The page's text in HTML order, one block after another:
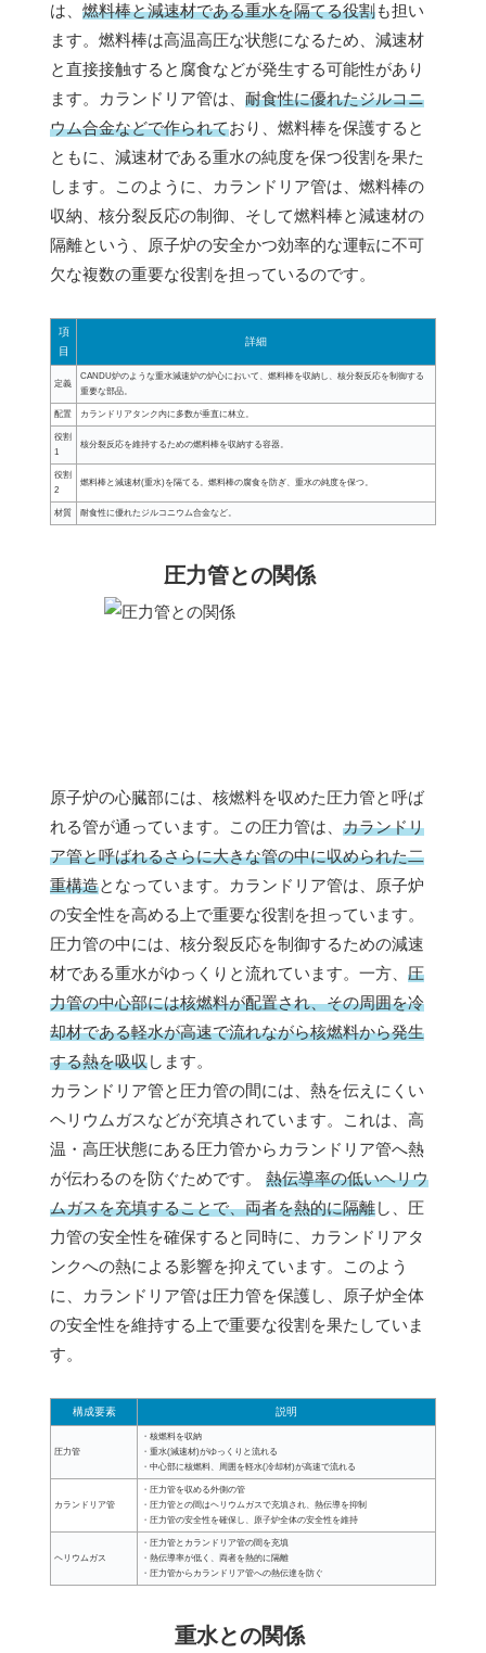
は、 燃料棒と減速材である重水を隔てる役割も担い
ます。燃料棒は高温高圧な状態になるため、減速材
と直接接触すると腐食などが発生する可能性があり
ます。カランドリア管は、 耐食性に優れたジルコニ
ウム合金などで作られており、燃料棒を保護すると
ともに、減速材である重水の純度を保つ役割を果た
します。このように、カランドリア管は、燃料棒の
収納、核分裂反応の制御、そして燃料棒と減速材の
隔離という、原子炉の安全かつ効率的な運転に不可
欠な複数の重要な役割を担っているのです。
項
目
詳細
定義
CANDU炉のような重水減速炉の炉心において、燃料棒を収納し、核分裂反応を制御する
重要な部品。
配置 カランドリアタンク内に多数が垂直に林立。
役割
1
核分裂反応を維持するための燃料棒を収納する容器。
役割
2
燃料棒と減速材(重水)を隔てる。燃料棒の腐食を防ぎ、重水の純度を保つ。
材質 耐食性に優れたジルコニウム合金など。
圧力管との関係
原子炉の心臓部には、核燃料を収めた圧力管と呼ば
れる管が通っています。この圧力管は、 カランドリ
ア管と呼ばれるさらに大きな管の中に収められた二
重構造となっています。カランドリア管は、原子炉
の安全性を高める上で重要な役割を担っています。
圧力管の中には、核分裂反応を制御するための減速
材である重水がゆっくりと流れています。一方、 圧
力管の中心部には核燃料が配置され、その周囲を冷
却材である軽水が高速で流れながら核燃料から発生
する熱を吸収します。
カランドリア管と圧力管の間には、熱を伝えにくい
ヘリウムガスなどが充填されています。これは、高
温・高圧状態にある圧力管からカランドリア管へ熱
が伝わるのを防ぐためです。 熱伝導率の低いヘリウ
ムガスを充填することで、両者を熱的に隔離し、圧
力管の安全性を確保すると同時に、カランドリアタ
ンクへの熱による影響を抑えています。このよう
に、カランドリア管は圧力管を保護し、原子炉全体
の安全性を維持する上で重要な役割を果たしていま
す。
構成要素 説明
圧力管
・核燃料を収納
・重水(減速材)がゆっくりと流れる
・中心部に核燃料、周囲を軽水(冷却材)が高速で流れる
カランドリア管
・圧力管を収める外側の管
・圧力管との間はヘリウムガスで充填され、熱伝導を抑制
・圧力管の安全性を確保し、原子炉全体の安全性を維持
ヘリウムガス
・圧力管とカランドリア管の間を充填
・熱伝導率が低く、両者を熱的に隔離
・圧力管からカランドリア管への熱伝達を防ぐ
重水との関係